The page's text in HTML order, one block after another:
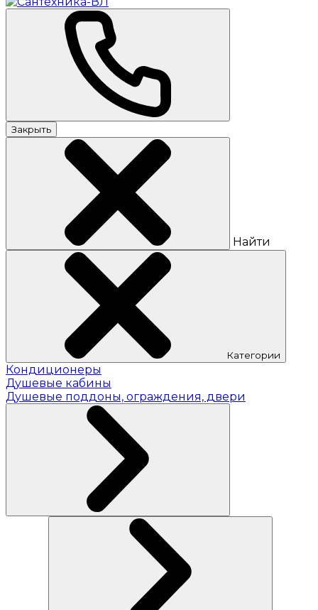
Закрыть
Найти
Категории
Кондиционеры
Душевые кабины
Душевые поддоны, ограждения, двери